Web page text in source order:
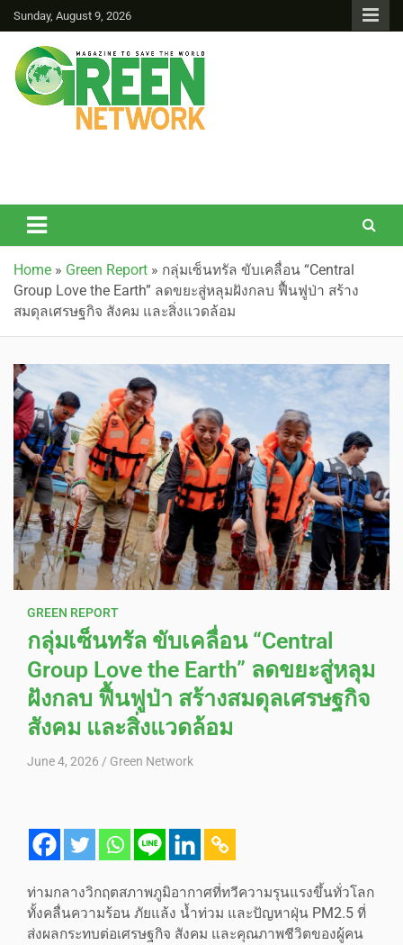
Sunday, August 9, 2026
Home » Green Report » กลุ่มเซ็นทรัล ขับเคลื่อน “Central
Group Love the Earth” ลดขยะสู่หลุมฝังกลบ ฟื้นฟูป่า สร้าง
สมดุลเศรษฐกิจ สังคม และสิ่งแวดล้อม
GREEN REPORT
กลุ่มเซ็นทรัล ขับเคลื่อน “Central
Group Love the Earth” ลดขยะสู่หลุม
ฝังกลบ ฟื้นฟูป่า สร้างสมดุลเศรษฐกิจ
สังคม และสิ่งแวดล้อม
June 4, 2026 Green Network
ท่ามกลางวิกฤตสภาพภูมิอากาศที่ทวีความรุนแรงขึ้นทั่วโลก
ทั้งคลื่นความร้อน ภัยแล้ง น้ำท่วม และปัญหาฝุ่น PM2.5 ที่
ส่งผลกระทบต่อเศรษฐกิจ สังคม และคุณภาพชีวิตของผู้คน